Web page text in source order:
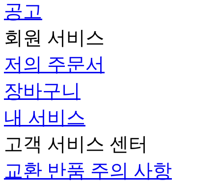
공고
회원 서비스
저의 주문서
장바구니
내 서비스
고객 서비스 센터
교환 반품 주의 사항